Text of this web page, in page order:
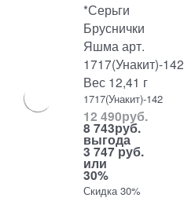
*Серьги
Бруснички
Яшма арт.
1717(Унакит)-142
Вес 12,41 г
1717(Унакит)-142
12 490руб.
8 743руб.
выгода
3 747 руб.
или
30%
Скидка 30%